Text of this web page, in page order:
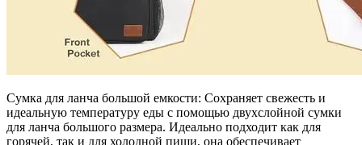
Сумка для ланча большой емкости: Сохраняет свежесть и
идеальную температуру еды с помощью двухслойной сумки
для ланча большого размера. Идеально подходит как для
горячей, так и для холодной пищи, она обеспечивает